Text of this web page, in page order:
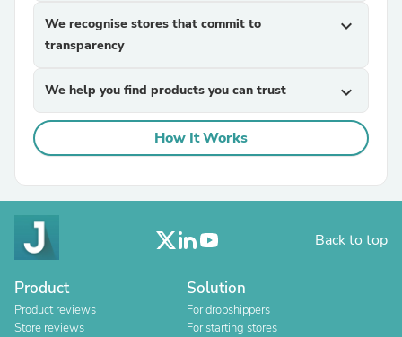
We recognise stores that commit to
transparency
expand_more
We help you find products you can trust expand_more
How It Works
Back to top
Product
Product reviews
Store reviews
Solution
For dropshippers
For starting stores